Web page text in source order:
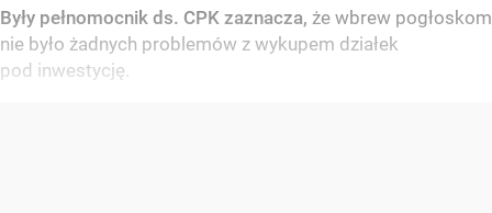
Były pełnomocnik ds. CPK zaznacza, że wbrew pogłoskom
nie było żadnych problemów z wykupem działek
pod inwestycję.